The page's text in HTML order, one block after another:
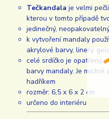
Tečkandala je velmi
kterou v tomto případě
jedinečný,
k vytvoření mandaly
akrylové barvy, linery,
celé srdíčko je opatřeno
barvy mandaly. Je
hadříkem
rozměr: 6,5 x 6 x 2 cm
určeno do interiéru